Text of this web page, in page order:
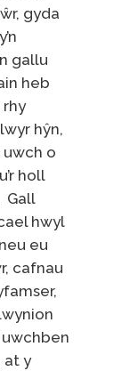
gyda
gallu
heb
hŷn,
uwch o
holl
Gall
hwyl
eu
cafnau
at y